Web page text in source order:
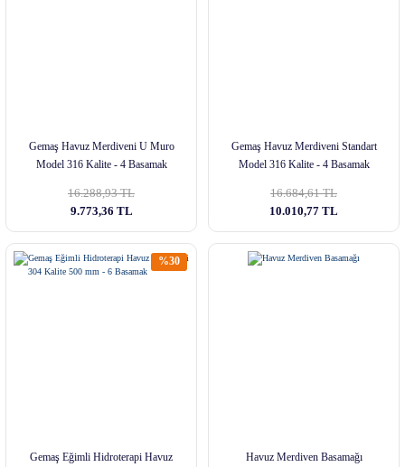
Gemaş Havuz Merdiveni U Muro
Model 316 Kalite - 4 Basamak
16.288,93 TL
9.773,36 TL
Gemaş Havuz Merdiveni Standart
Model 316 Kalite - 4 Basamak
16.684,61 TL
10.010,77 TL
%30
Gemaş Eğimli Hidroterapi Havuz
Havuz Merdiven Basamağı